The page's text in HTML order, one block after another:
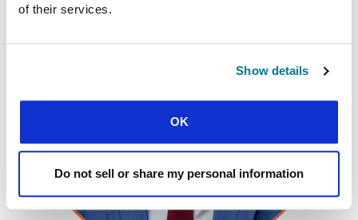
of their services.
Show details
OK
Do not sell or share my personal information